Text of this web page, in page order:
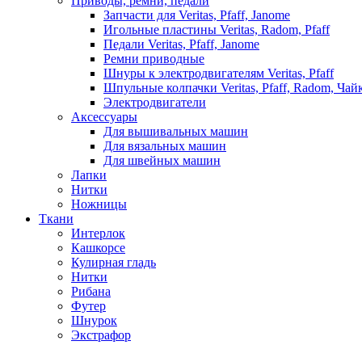
Запчасти для Veritas, Pfaff, Janome
Игольные пластины Veritas, Radom, Pfaff
Педали Veritas, Pfaff, Janome
Ремни приводные
Шнуры к электродвигателям Veritas, Pfaff
Шпульные колпачки Veritas, Pfaff, Radom,
Электродвигатели
Аксессуары
Для вышивальных машин
Для вязальных машин
Для швейных машин
Лапки
Нитки
Ножницы
Ткани
Интерлок
Кашкорсе
Кулирная гладь
Нитки
Рибана
Футер
Шнурок
Экстрафор